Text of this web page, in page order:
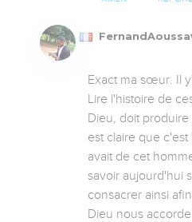
Exact ma sœur. Il
Lire l'histoire de
Dieu, doit
est claire que
avait de cet
savoir aujourd'hui
consacrer ainsi
Dieu nous